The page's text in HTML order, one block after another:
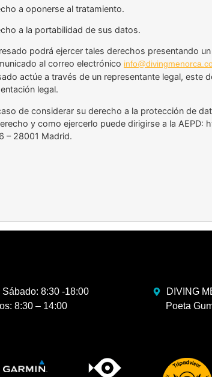
a oponerse al tratamiento.
a la portabilidad de sus datos.
podrá ejercer tales derechos presentando
al correo electrónico
actúe a través de un representante legal,
legal.
de considerar su derecho a la protección de
y como ejercerlo puede dirigirse a la AEPD:
– 28001 Madrid.
Sábado: 8:30 -18:00
8:30 – 14:00
DIVING
Poeta